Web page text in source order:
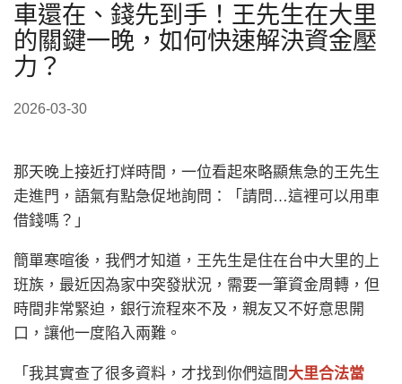
車還在、錢先到手！王先生在大里
的關鍵一晚，如何快速解決資金壓
力？
2026-03-30
那天晚上接近打烊時間，一位看起來略顯焦急的王先生
走進門，語氣有點急促地詢問：「請問…這裡可以用車
借錢嗎？」
簡單寒暄後，我們才知道，王先生是住在台中大里的上
班族，最近因為家中突發狀況，需要一筆資金周轉，但
時間非常緊迫，銀行流程來不及，親友又不好意思開
口，讓他一度陷入兩難。
「我其實查了很多資料，才找到你們這間大里合法當